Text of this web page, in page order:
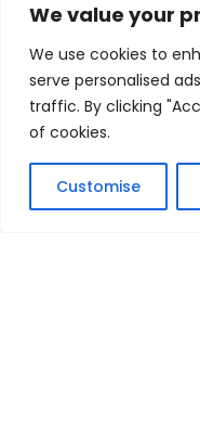
We value your
We use cookies to
serve personalised
traffic. By clicking
of cookies.
Customise
Údržba a
Chci